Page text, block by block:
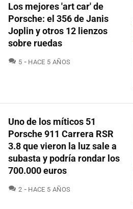
Los mejores 'art car' de
Porsche: el 356 de Janis
Joplin y otros 12 lienzos
sobre ruedas
5 COMENTARIOS
HACE 5 AÑOS
Uno de los míticos 51
Porsche 911 Carrera RSR
3.8 que vieron la luz sale a
subasta y podría rondar los
700.000 euros
2 COMENTARIOS
HACE 5 AÑOS